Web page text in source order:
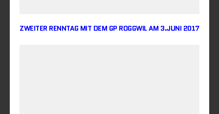
ZWEITER RENNTAG MIT DEM GP ROGGWIL AM 3.JUNI 2017